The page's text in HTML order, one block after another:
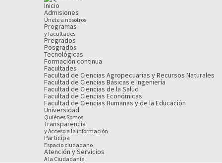
Inicio
Admisiones
Únete a nosotros
Programas
y facultades
Pregrados
Posgrados
Tecnológicas
Formación continua
Facultades
Facultad de Ciencias Agropecuarias y Recursos Naturales
Facultad de Ciencias Básicas e Ingeniería
Facultad de Ciencias de la Salud
Facultad de Ciencias Económicas
Facultad de Ciencias Humanas y de la Educación
Universidad
Quiénes Somos
Transparencia
y Acceso a la información
Participa
Espacio ciudadano
Atención y Servicios
A la Ciudadanía